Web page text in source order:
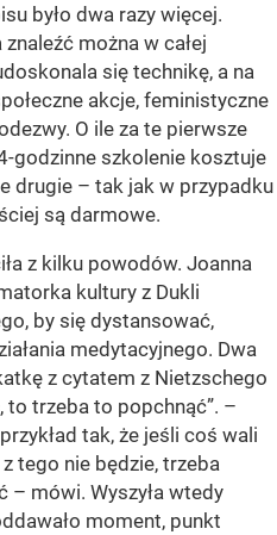
było dwa razy więcej.
można w całej
się technikę, a na
akcje, feministyczne
O ile za te pierwsze
godzinne szkolenie kosztuje
drugie – tak jak w przypadku
są darmowe.
z kilku powodów. Joanna
kultury z Dukli
by się dystansować,
medytacyjnego. Dwa
z cytatem z Nietzschego
to trzeba to popchnąć”. –
tak, że jeśli coś wali
tego nie będzie, trzeba
– mówi. Wyszyła wtedy
moment, punkt